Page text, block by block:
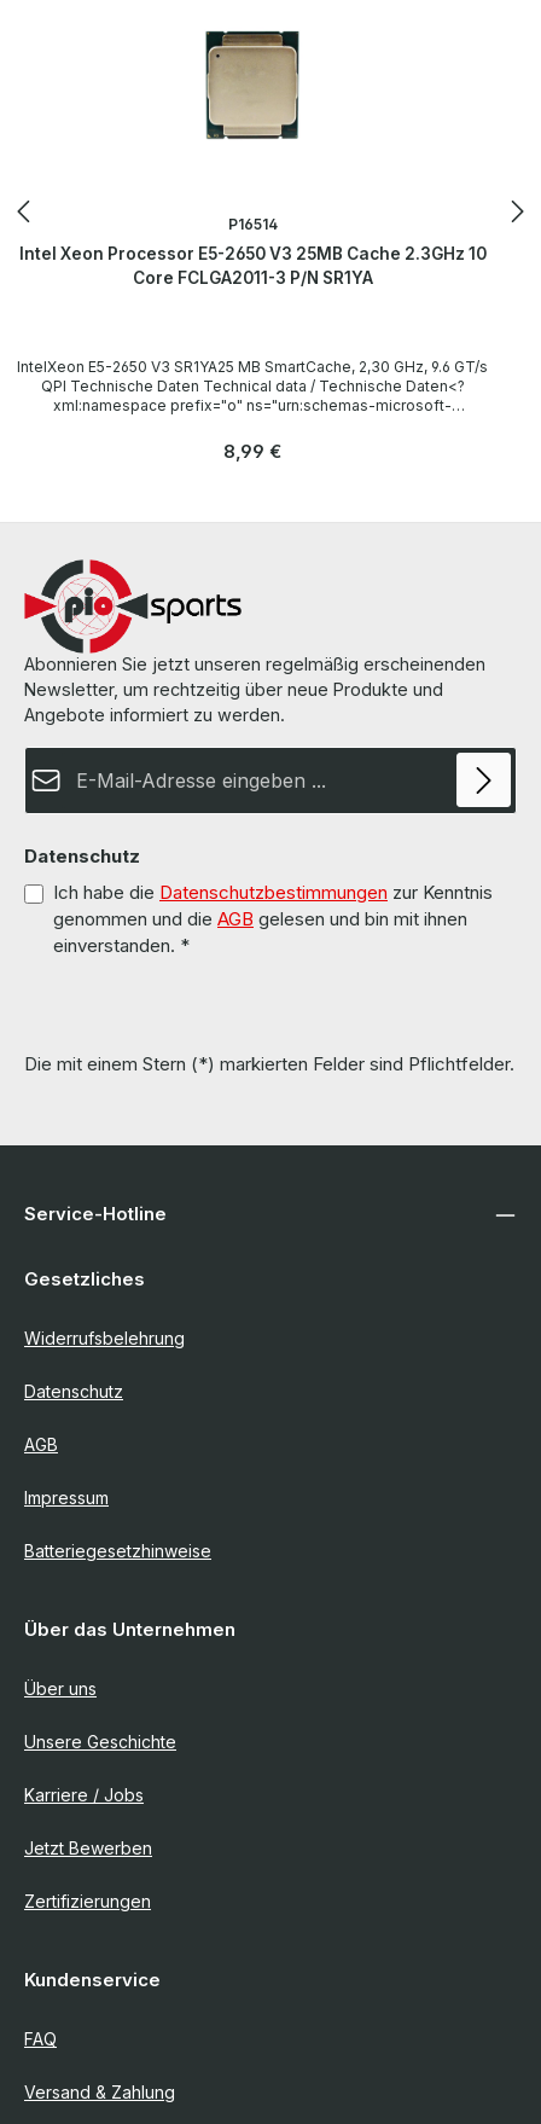
gebraucht aber 100 % in Ordnung!!!
P16514
Intel Xeon Processor E5-2650 V3 25MB Cache 2.3GHz 10
Core FCLGA2011-3 P/N SR1YA
IntelXeon E5-2650 V3 SR1YA25 MB SmartCache, 2,30 GHz, 9.6 GT/s
QPI Technische Daten Technical data / Technische Daten<?
xml:namespace prefix="o" ns="urn:schemas-microsoft-
10 Threads 20 Clock speed / Taktfrequenz 2.30GHz (Turbo:
3.00GHz) L3 Cache 25 MB SmartCache Instruction set / Befehlssatz
The hardware has been overhauled and tested by us.Die Hardware
can be found on the pages of the manufacturer.Weitere
Informationen und Details finden Sie auf den Seiten des
Herstellers.All parts are used but 100% OK!!!Alle Teile sind
gebraucht aber 100 % in Ordnung!!!
Regulärer Preis:
8,99 €
Abonnieren Sie jetzt unseren regelmäßig erscheinenden
Newsletter, um rechtzeitig über neue Produkte und
Angebote informiert zu werden.
Datenschutz
Ich habe die Datenschutzbestimmungen zur Kenntnis
genommen und die AGB gelesen und bin mit ihnen
einverstanden. *
Die mit einem Stern (*) markierten Felder sind Pflichtfelder.
Service-Hotline
Gesetzliches
Widerrufsbelehrung
Datenschutz
AGB
Impressum
Batteriegesetzhinweise
Über das Unternehmen
Über uns
Unsere Geschichte
Karriere / Jobs
Jetzt Bewerben
Zertifizierungen
Kundenservice
FAQ
Versand & Zahlung